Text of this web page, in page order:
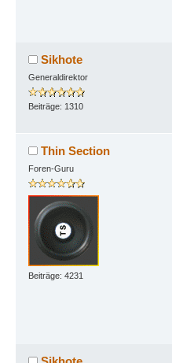
Sikhote
Generaldirektor
Beiträge: 1310
Thin Section
Foren-Guru
Beiträge: 4231